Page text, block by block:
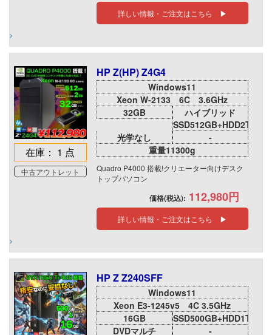
詳しい情報・ご注文はこちら ▶
在庫： 1 点
中古アウトレット
HP Z(HP) Z4G4
Windows11
Xeon W-2133 6C 3.6GHz
32GB
ハイブリッド
SSD512GB+HDD2TB
光学なし
-
重量11300g
Quadro P4000 搭載!クリエーター向けデスク
トップパソコン
価格(税込): 112,980円
詳しい情報・ご注文はこちら ▶
HP Z Z240SFF
Windows11
Xeon E3-1245v5 4C 3.5GHz
16GB
SSD500GB+HDD1TB
DVDマルチ
-